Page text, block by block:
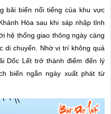
bãi biển nổi tiếng của khu vực
Hòa sau khi sáp nhập tỉnh
hệ thống giao thông ngày càng
di chuyển. Nhờ vị trí không quá
Dốc Lết trở thành điểm đến lý
biển ngắn ngày xuất phát từ